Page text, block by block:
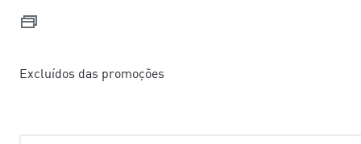
Excluídos das promoções